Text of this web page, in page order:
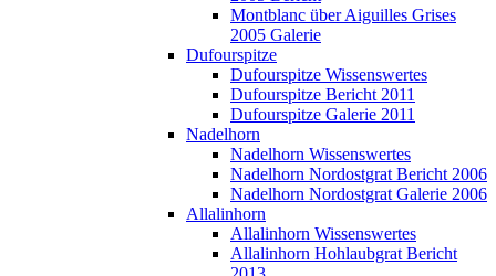
Montblanc über Aiguilles Grises
2005 Galerie
Dufourspitze
Dufourspitze Wissenswertes
Dufourspitze Bericht 2011
Dufourspitze Galerie 2011
Nadelhorn
Nadelhorn Wissenswertes
Nadelhorn Nordostgrat Bericht 2006
Nadelhorn Nordostgrat Galerie 2006
Allalinhorn
Allalinhorn Wissenswertes
Allalinhorn Hohlaubgrat Bericht